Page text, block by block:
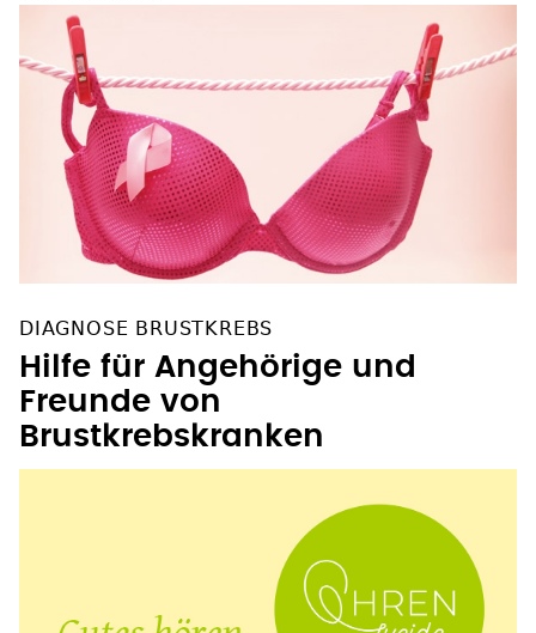
DIAGNOSE BRUSTKREBS
Hilfe für Angehörige und
Freunde von
Brustkrebskranken